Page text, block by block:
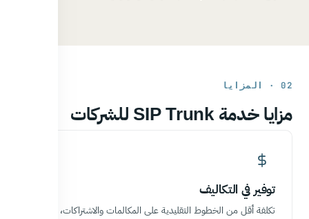
02 · المزايا
مزايا خدمة SIP Trunk للشركات
توفير في التكاليف
تكلفة أقل من الخطوط التقليدية على المكالمات والاشتراكات،